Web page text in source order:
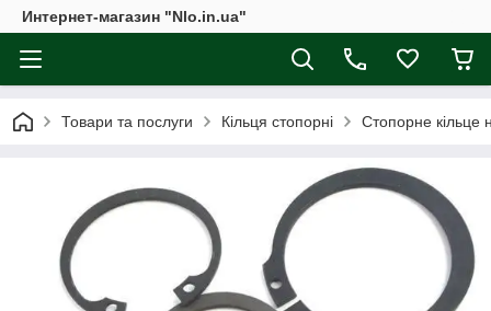
Интернет-магазин "Nlo.in.ua"
Товари та послуги Кільця стопорні Стопорне кільце